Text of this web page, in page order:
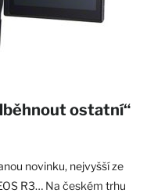
ostatní“
novinku, nejvyšší ze
R3… Na českém trhu